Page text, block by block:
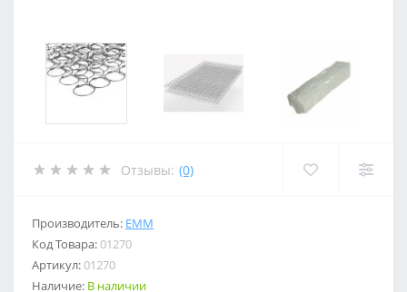
Отзывы: (0)
Производитель: ЕММ
Код Товара:01270
Артикул:01270
Наличие: В наличии